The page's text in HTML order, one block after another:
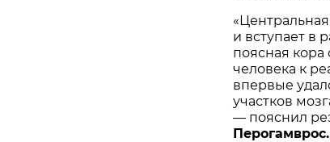
и вступает в
поясная кора
человека к
впервые
участков
— пояснил
Перогамврос.